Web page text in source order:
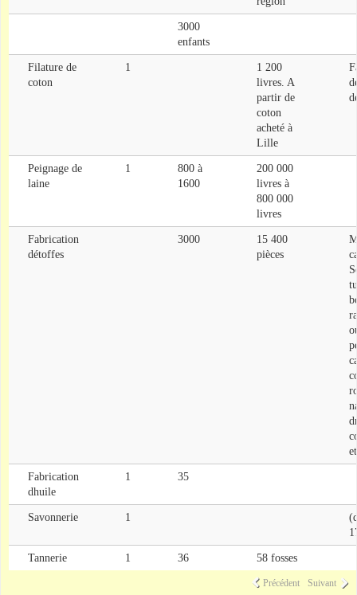
3000
enfants
Filature de
coton
1
1 200
livres. A
partir de
coton
acheté à
Lille
Peignage de
laine
1
800 à
1600
200 000
livres à
800 000
livres
Fabrication
détoffes
3000
15 400
pièces
Fabrication
dhuile
1 35
Savonnerie 1
Tannerie 1 36 58 fosses
Précédent Suivant